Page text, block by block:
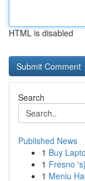
HTML is disabled
Search
Published News
1 Buy
1 Fresno
1 Meniu